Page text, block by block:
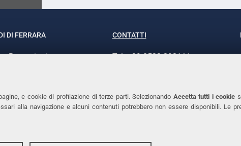
e cookie di profilazione di terze parti. Selezionando Accetta tutti i cookie
alla navigazione e alcuni contenuti potrebbero non essere disponibili. Le
DI FERRARA
Ramaciotti
CONTATTI
Tel. +39 0532 293111